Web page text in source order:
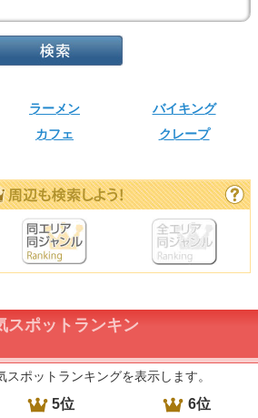
ラーメン
バイキング
カフェ クレープ
スポットランキン
ポットランキングを表示します。
5位 6位